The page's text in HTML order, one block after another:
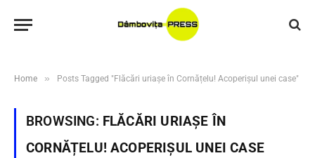
Home » Posts Tagged "Flăcări uriașe în Cornățelu! Acoperișul unei case"
BROWSING: FLĂCĂRI URIAȘE ÎN
CORNĂȚELU! ACOPERIȘUL UNEI CASE